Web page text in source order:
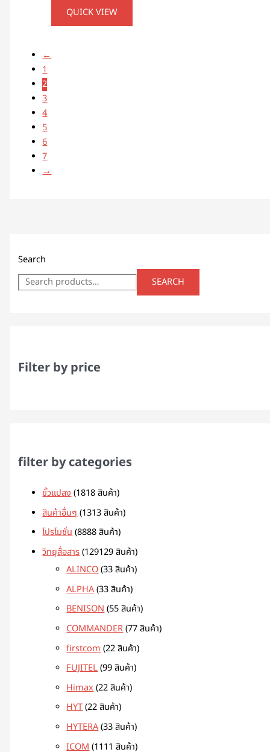
Search
SEARCH
Filter by price
filter by categories
ขั้วแปลง 1818 สินค้า
สินค้าอื่นๆ 1313 สินค้า
โปรโมชั่น 8888 สินค้า
วิทยุสื่อสาร 129129 สินค้า
ALINCO 33 สินค้า
ALPHA 33 สินค้า
BENISON 55 สินค้า
COMMANDER 77 สินค้า
firstcom 22 สินค้า
FUJITEL 99 สินค้า
Himax 22 สินค้า
HYT 22 สินค้า
HYTERA 33 สินค้า
ICOM 1111 สินค้า
QUICK VIEW
←
1
2
3
4
5
6
7
→